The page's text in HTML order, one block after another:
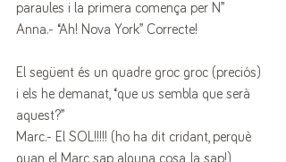
paraules i la primera comença per N”
Anna.- “Ah! Nova York” Correcte!
El següent és un quadre groc groc (preciós)
i els he demanat, “que us sembla que serà
aquest?”
Marc.- El SOL!!!!! (ho ha dit cridant, perquè
quan el Marc sap alguna cosa, la sap!)